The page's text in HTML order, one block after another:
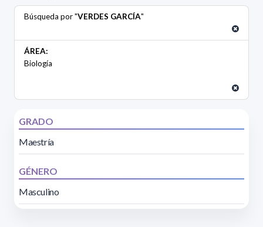
Búsqueda por "VERDES GARCÍA"
ÁREA:
Biología
GRADO
Maestría
GÉNERO
Masculino